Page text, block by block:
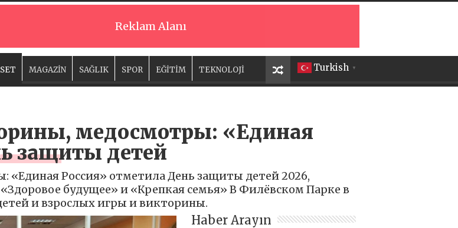
Reklam Alanı
Turkish ▼
MAGAZİN SAĞLIK SPOR EĞİTİM TEKNOLOJİ
медосмотры: «Единая
защиты детей
Россия» отметила День защиты детей 2026,
будущее» и «Крепкая семья» В Филёвском Парке в
и взрослых игры и викторины.
Haber Arayın